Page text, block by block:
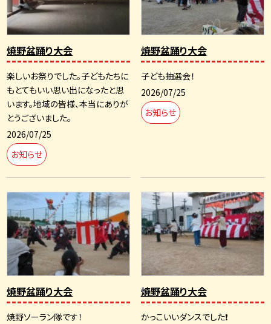
焼野盆踊り大会
楽しいお祭りでした。子どもたちに
もとてもいい思い出になったと思
います。地域の皆様、本当にありが
とうございました。
2026/07/25
お知らせ
焼野盆踊り大会
子ども抽選会！
2026/07/25
お知らせ
焼野盆踊り大会
焼野ソーラン隊です！
焼野盆踊り大会
かっこいいダンスでした❗